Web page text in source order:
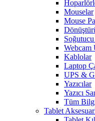
Mouselar
Mouse
Webcam
Kablolar
Laptop
UPS &
Yazıcılar
Yazıcı
Tüm
Tablet